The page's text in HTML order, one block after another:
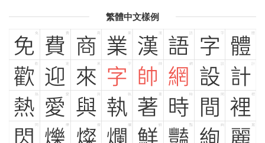
繁體中文樣例
免
免 費
費 商
商 業
業 漢
漢 語
語 字
字 體
體
歡
歡 迎
迎 來
來 字
字 帥
帥 網
網 設 計
計
熱
熱 愛 與 執
執 著 時 間 裡
燦 爛 鮮 豔 絢